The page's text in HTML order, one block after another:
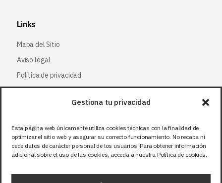
Gestiona tu privacidad
Esta página web únicamente utiliza cookies técnicas con la finalidad de
optimizar el sitio web y asegurar su correcto funcionamiento. No recaba ni
cede datos de carácter personal de los usuarios. Para obtener información
adicional sobre el uso de las cookies, acceda a nuestra Política de cookies.
Links
Mapa del Sitio
Aviso legal
Política de privacidad
Política de cookies
Síguenos
Facebook
X (Twitter)
Instagram